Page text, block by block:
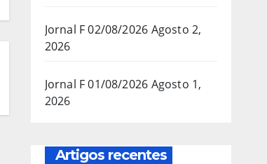
Jornal F 02/08/2026 Agosto 2,
2026
Jornal F 01/08/2026 Agosto 1,
2026
Artigos recentes